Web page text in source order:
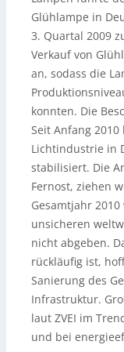
Glühlampe in
3. Quartal 2009
Verkauf von
an, sodass die
konnten. Die
Seit Anfang
Lichtindustrie in
stabilisiert. Die
Fernost, ziehen
Gesamtjahr
unsicheren
nicht abgeben.
rückläufig ist,
Sanierung des
Infrastruktur.
laut ZVEI im
und bei